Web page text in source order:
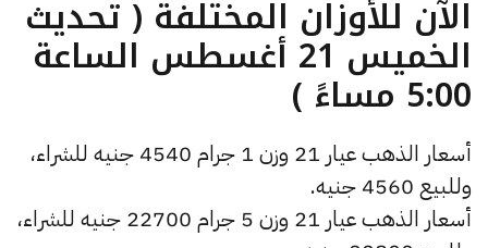
الآن للأوزان المختلفة ( تحديث
الخميس 21 أغسطس الساعة
5:00 مساءً )
أسعار الذهب عيار 21 وزن 1 جرام 4540 جنيه للشراء،
وللبيع 4560 جنيه.
أسعار الذهب عيار 21 وزن 5 جرام 22700 جنيه للشراء،